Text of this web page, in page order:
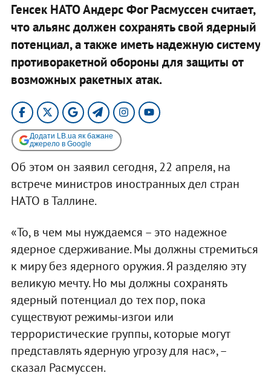
Генсек НАТО Андерс Фог Расмуссен считает,
что альянс должен сохранять свой ядерный
потенциал, а также иметь надежную систему
противоракетной обороны для защиты от
возможных ракетных атак.
Додати LB.ua як бажане
джерело в Google
Об этом он заявил сегодня, 22 апреля, на
встрече министров иностранных дел стран
НАТО в Таллине.
«То, в чем мы нуждаемся – это надежное
ядерное сдерживание. Мы должны стремиться
к миру без ядерного оружия. Я разделяю эту
великую мечту. Но мы должны сохранять
ядерный потенциал до тех пор, пока
существуют режимы-изгои или
террористические группы, которые могут
представлять ядерную угрозу для нас», –
сказал Расмуссен.